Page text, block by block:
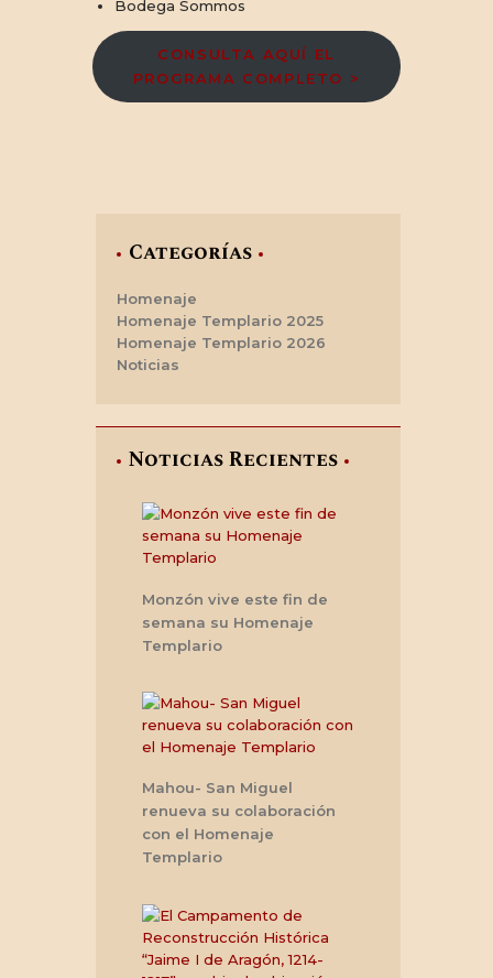
Bodega Sommos
CONSULTA AQUÍ EL
PROGRAMA COMPLETO >
Categorías
Homenaje
Homenaje Templario 2025
Homenaje Templario 2026
Noticias
Noticias Recientes
Monzón vive este fin de
semana su Homenaje
Templario
Mahou- San Miguel
renueva su colaboración
con el Homenaje
Templario